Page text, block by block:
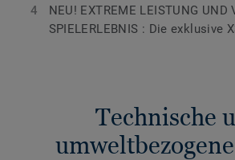
NEU! EXTREME LEISTUNG UND
SPIELERLEBNIS : Die exklusive
Technische